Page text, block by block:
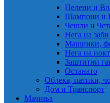
Пелени и
Шампони и
Чешли и
Нега на заби
Машинки,
Нега на
Заштитни
Останато
Облека, патики,
Дом и Транспорт
Мачиња